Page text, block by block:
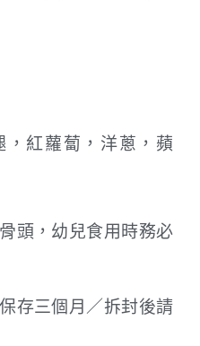
紅蘿蔔，洋蔥，蘋
頭，幼兒食用時務必
存三個月／拆封後請